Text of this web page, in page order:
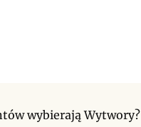
wybierają Wytwory?